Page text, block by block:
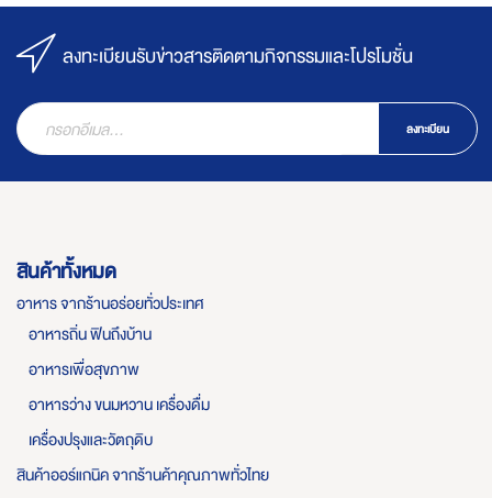
ลงทะเบียนรับข่าวสารติดตามกิจกรรมและโปรโมชั่น
ลงทะเบียน
สินค้าทั้งหมด
อาหาร จากร้านอร่อยทั่วประเทศ
อาหารถิ่น ฟินถึงบ้าน
อาหารเพื่อสุขภาพ
อาหารว่าง ขนมหวาน เครื่องดื่ม
เครื่องปรุงและวัตถุดิบ
สินค้าออร์แกนิค จากร้านค้าคุณภาพทั่วไทย